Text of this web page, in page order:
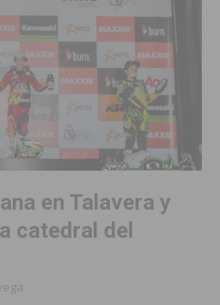
en Talavera y
catedral del